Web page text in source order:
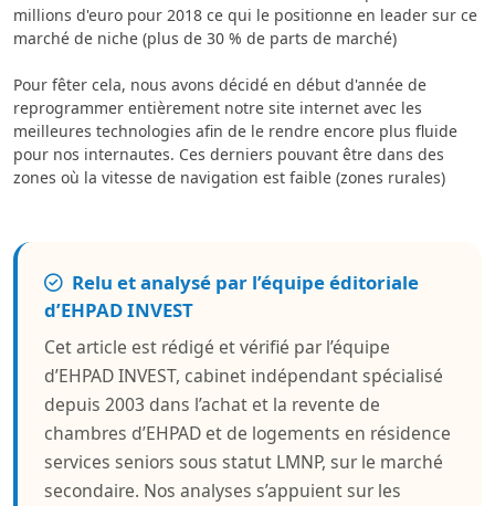
millions d'euro pour 2018 ce qui le positionne en leader sur ce
marché de niche (plus de 30 % de parts de marché)
Pour fêter cela, nous avons décidé en début d'année de
reprogrammer entièrement notre site internet avec les
meilleures technologies afin de le rendre encore plus fluide
pour nos internautes. Ces derniers pouvant être dans des
zones où la vitesse de navigation est faible (zones rurales)
Relu et analysé par l’équipe éditoriale
d’EHPAD INVEST
Cet article est rédigé et vérifié par l’équipe
d’EHPAD INVEST, cabinet indépendant spécialisé
depuis 2003 dans l’achat et la revente de
chambres d’EHPAD et de logements en résidence
services seniors sous statut LMNP, sur le marché
secondaire. Nos analyses s’appuient sur les